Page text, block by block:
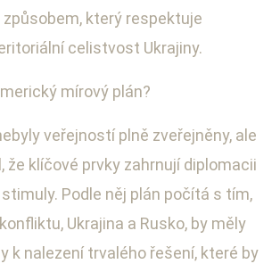
způsobem, který respektuje
celistvost Ukrajiny.
mírový plán?
veřejností plně zveřejněny, ale
že klíčové prvky zahrnují diplomacii
Podle něj plán počítá s tím,
Ukrajina a Rusko, by měly
k nalezení trvalého řešení, které by